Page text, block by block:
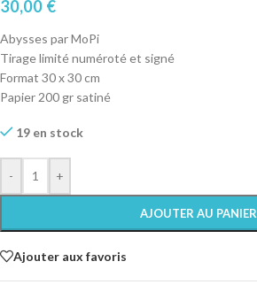
30,00 €
Abysses par MoPi
Tirage limité numéroté et signé
Format 30 x 30 cm
Papier 200 gr satiné
19 en stock
- +
AJOUTER AU PANIER
Ajouter aux favoris